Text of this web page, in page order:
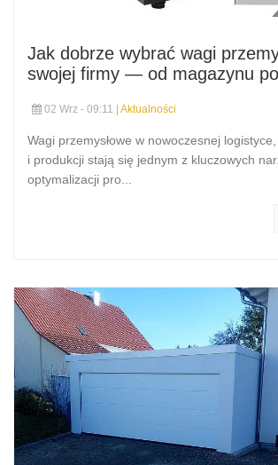
Jak dobrze wybrać wagi
swojej firmy — od magazynu
02 Wrz - 09:11 | Aktualności
Wagi przemysłowe w nowoczesnej
i produkcji stają się jednym z kluczowych
optymalizacji pro...